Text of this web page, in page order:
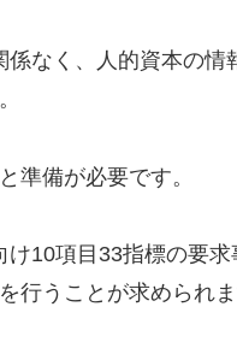
なく、人的資本の情
準備が必要です。
10項目33指標の要
行うことが求められま